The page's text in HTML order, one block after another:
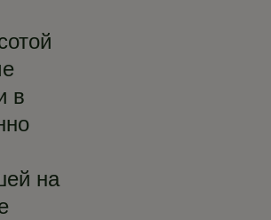
в
на